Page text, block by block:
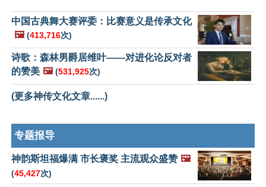
中国古典舞大赛评委：比赛意义是传承文化
🖼️ (413,716次)
诗歌：森林男爵居维叶——对进化论反对者
的赞美 🖼️ (531,925次)
(更多神传文化文章......)
专题报导
神韵斯坦福爆满 市长褒奖 主流观众盛赞 🖼️
(45,427次)